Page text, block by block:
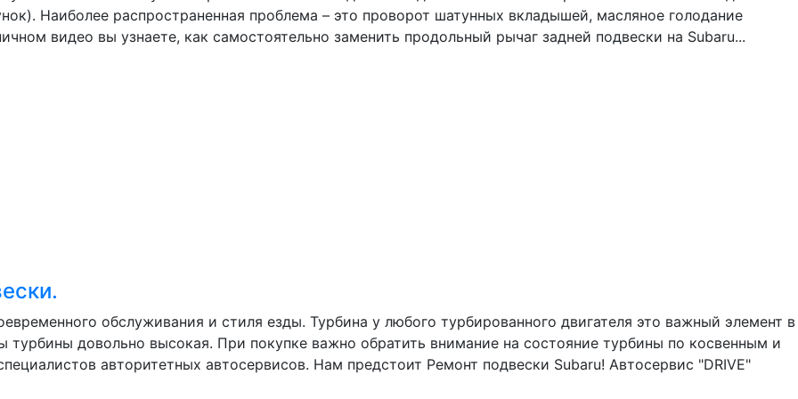
Наиболее распространенная проблема – это проворот шатунных вкладышей, масляное голодание
видео вы узнаете, как самостоятельно заменить продольный рычаг задней подвески на Subaru...
обслуживания и стиля езды. Турбина у любого турбированного двигателя это важный элемент в
турбины довольно высокая. При покупке важно обратить внимание на состояние турбины по косвенным и
авторитетных автосервисов. Нам предстоит Ремонт подвески Subaru! Автосервис "DRIVE"